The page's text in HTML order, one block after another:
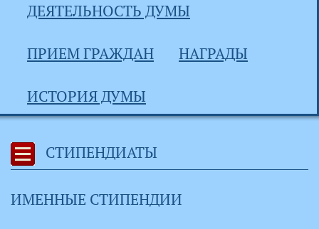
ДЕЯТЕЛЬНОСТЬ ДУМЫ
ПРИЕМ ГРАЖДАН НАГРАДЫ
ИСТОРИЯ ДУМЫ
СТИПЕНДИАТЫ
ИМЕННЫЕ СТИПЕНДИИ